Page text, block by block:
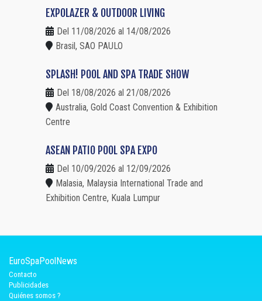
EXPOLAZER & OUTDOOR LIVING
Del 11/08/2026 al 14/08/2026
Brasil, SAO PAULO
SPLASH! POOL AND SPA TRADE SHOW
Del 18/08/2026 al 21/08/2026
Australia, Gold Coast Convention & Exhibition
Centre
ASEAN PATIO POOL SPA EXPO
Del 10/09/2026 al 12/09/2026
Malasia, Malaysia International Trade and
Exhibition Centre, Kuala Lumpur
EuroSpaPoolNews
Contacto
Publicidades
Quiénes somos ?